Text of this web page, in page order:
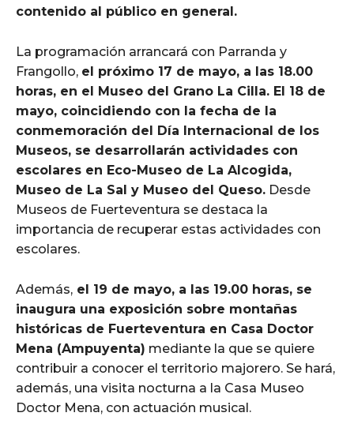
contenido al público en general.
La programación arrancará con Parranda y
Frangollo, el próximo 17 de mayo, a las 18.00
horas, en el Museo del Grano La Cilla. El 18 de
mayo, coincidiendo con la fecha de la
conmemoración del Día Internacional de los
Museos, se desarrollarán actividades con
escolares en Eco-Museo de La Alcogida,
Museo de La Sal y Museo del Queso. Desde
Museos de Fuerteventura se destaca la
importancia de recuperar estas actividades con
escolares.
Además, el 19 de mayo, a las 19.00 horas, se
inaugura una exposición sobre montañas
históricas de Fuerteventura en Casa Doctor
Mena (Ampuyenta) mediante la que se quiere
contribuir a conocer el territorio majorero. Se hará,
además, una visita nocturna a la Casa Museo
Doctor Mena, con actuación musical.